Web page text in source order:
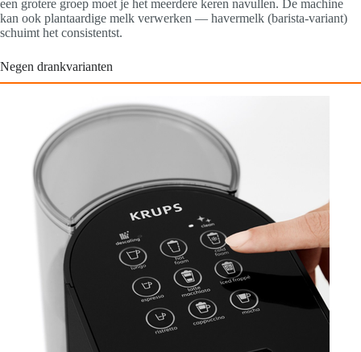
een grotere groep moet je het meerdere keren navullen. De machine
kan ook plantaardige melk verwerken — havermelk (barista-variant)
schuimt het consistentst.
Negen drankvarianten